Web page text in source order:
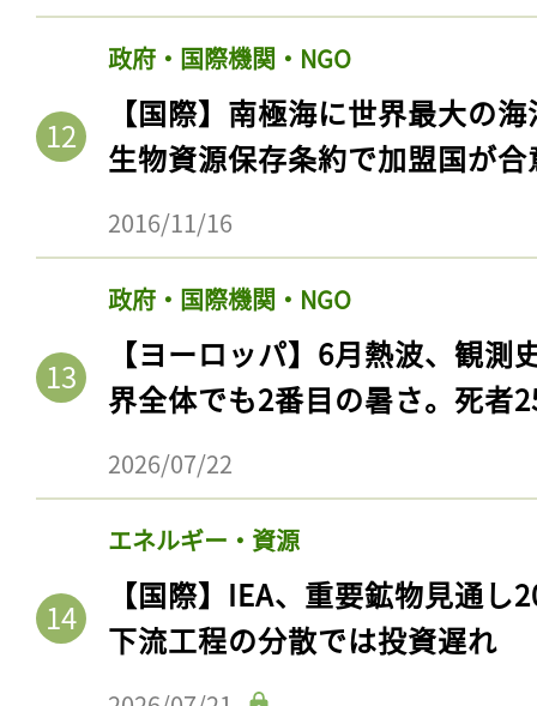
政府・国際機関・NGO
【国際】南極海に世界最大の
生物資源保存条約で加盟国が合
2016/11/16
政府・国際機関・NGO
【ヨーロッパ】6月熱波、観
界全体でも2番目の暑さ。死者
2026/07/22
エネルギー・資源
【国際】IEA、重要鉱物見通
下流工程の分散では投資遅れ
会員登録